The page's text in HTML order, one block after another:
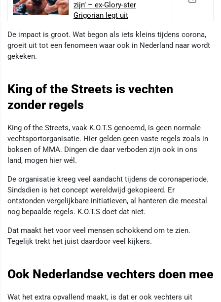
zijn’ – ex-Glory-ster
Grigorian legt uit
De impact is groot. Wat begon als iets kleins tijdens corona,
groeit uit tot een fenomeen waar ook in Nederland naar wordt
gekeken.
King of the Streets is vechten
zonder regels
King of the Streets, vaak K.O.T.S genoemd, is geen normale
vechtsportorganisatie. Hier gelden geen vaste regels zoals in
boksen of MMA. Dingen die daar verboden zijn ook in ons
land, mogen hier wél.
De organisatie kreeg veel aandacht tijdens de coronaperiode.
Sindsdien is het concept wereldwijd gekopieerd. Er
ontstonden vergelijkbare initiatieven, al hanteren die meestal
nog bepaalde regels. K.O.T.S doet dat niet.
Dat maakt het voor veel mensen schokkend om te zien.
Tegelijk trekt het juist daardoor veel kijkers.
Ook Nederlandse vechters doen mee
Wat het extra opvallend maakt, is dat er ook vechters uit